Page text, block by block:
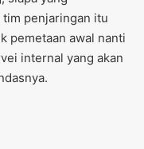
tim penjaringan itu
pemetaan awal nanti
internal yang akan